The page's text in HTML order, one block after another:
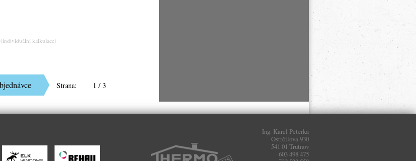
(individuální kalkulace)
Strana: 1 / 3
Ing. Karel Peterka
Ostrčilova 930
541 01 Trutnov
603 498 475